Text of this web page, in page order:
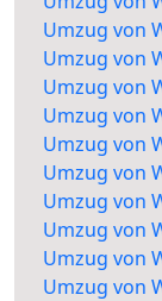
Umzug von
Umzug von
Umzug von
Umzug von
Umzug von
Umzug von
Umzug von
Umzug von
Umzug von
Umzug von